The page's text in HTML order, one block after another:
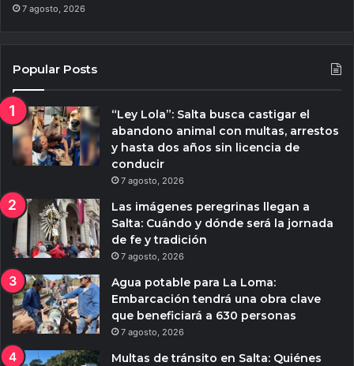
7 agosto, 2026
Popular Posts
“Ley Lola”: Salta busca castigar el
abandono animal con multas, arrestos
y hasta dos años sin licencia de
conducir
7 agosto, 2026
Las imágenes peregrinas llegan a
Salta: Cuándo y dónde será la jornada
de fe y tradición
7 agosto, 2026
Agua potable para La Loma:
Embarcación tendrá una obra clave
que beneficiará a 630 personas
7 agosto, 2026
Multas de tránsito en Salta: Quiénes